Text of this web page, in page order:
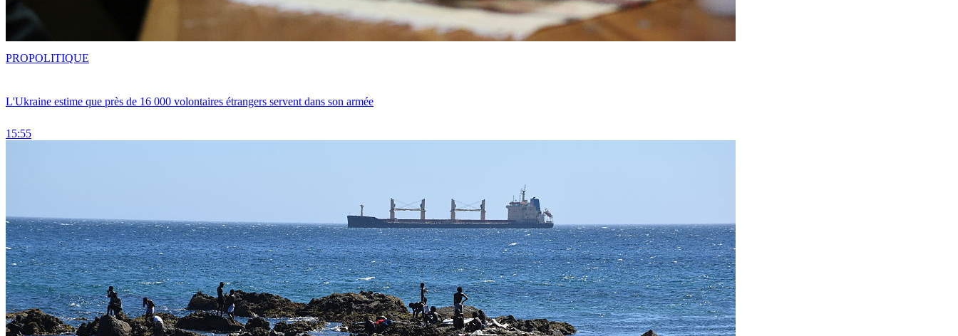
L'Ukraine estime que près de 16 000 volontaires étrangers servent dans son armée
15:55
PROPOLITIQUE